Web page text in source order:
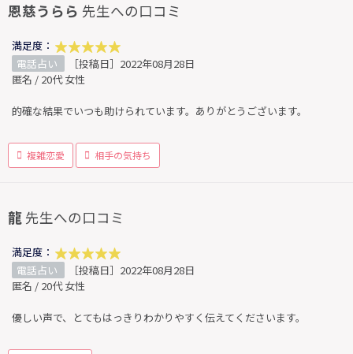
恩慈うらら 先生への口コミ
満足度：
電話占い
［投稿日］2022年08月28日
匿名 / 20代 女性
的確な結果でいつも助けられています。ありがとうございます。
複雑恋愛 相手の気持ち
龍 先生への口コミ
満足度：
電話占い
［投稿日］2022年08月28日
匿名 / 20代 女性
優しい声で、とてもはっきりわかりやすく伝えてくださいます。